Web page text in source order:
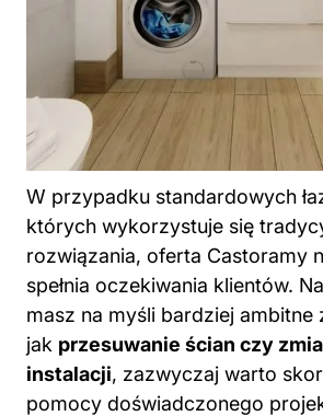
W przypadku standardowych
których wykorzystuje się
rozwiązania, oferta Castoramy
spełnia oczekiwania klientów.
masz na myśli bardziej ambitne
jak przesuwanie ścian czy
instalacji, zazwyczaj warto
pomocy doświadczonego